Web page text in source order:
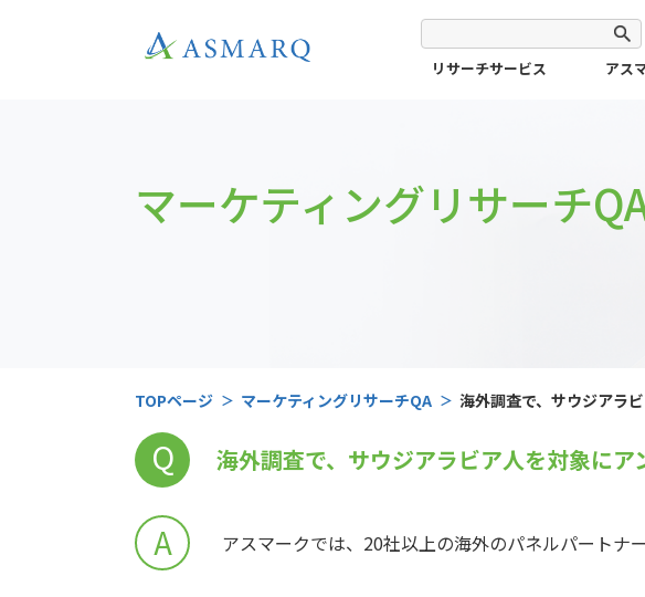
リサーチサービス アス
マーケティングリサーチ
TOPページ マーケティングリサーチQA 海外調査で、サウジアラ
Q 海外調査で、サウジアラビア人を対象に
A アスマークでは、20社以上の海外のパネルパートナ